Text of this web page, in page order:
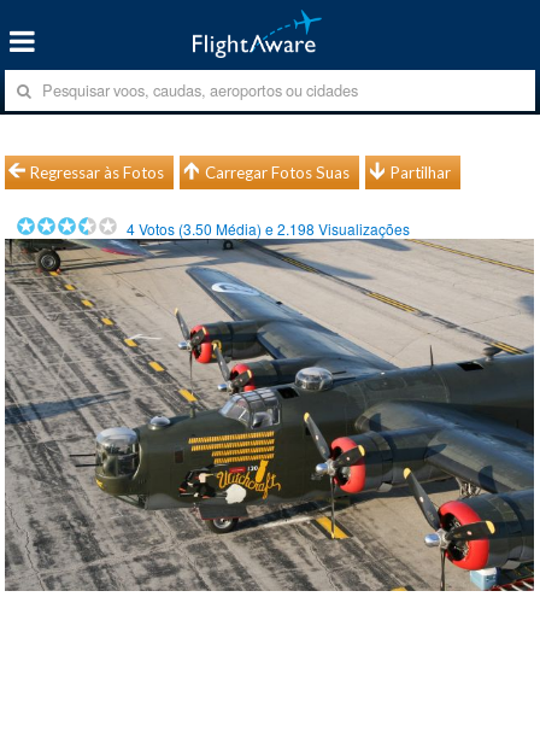
Regressar às Fotos Carregar Fotos Suas Partilhar
4Votos (3.50 Média) e2.198 Visualizações